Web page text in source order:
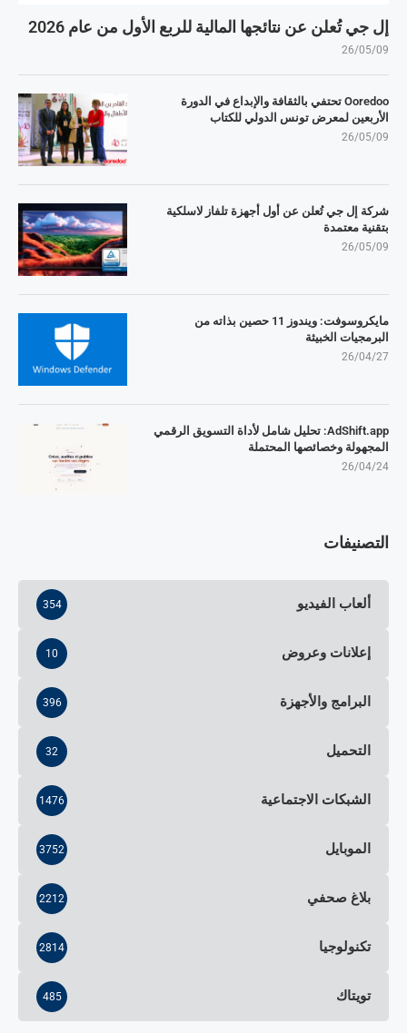
إل جي تُعلن عن نتائجها المالية للربع الأول من عام 2026
26/05/09
Ooredoo تحتفي بالثقافة والإبداع في الدورة
الأربعين لمعرض تونس الدولي للكتاب
26/05/09
شركة إل جي تُعلن عن أول أجهزة تلفاز لاسلكية
بتقنية معتمدة
26/05/09
مايكروسوفت: ويندوز 11 حصين بذاته من
البرمجيات الخبيثة
26/04/27
AdShift.app: تحليل شامل لأداة التسويق الرقمي
المجهولة وخصائصها المحتملة
26/04/24
التصنيفات
ألعاب الفيديو 354
إعلانات وعروض 10
البرامج والأجهزة 396
التحميل 32
الشبكات الاجتماعية 1476
الموبايل 3752
بلاغ صحفي 2212
تكنولوجيا 2814
تويتاك 485